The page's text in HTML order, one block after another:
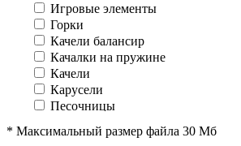
Игровые элементы
Горки
Качели балансир
Качалки на пружине
Качели
Карусели
Песочницы
Домики-беседки
* Максимальный размер файла 30 Мб